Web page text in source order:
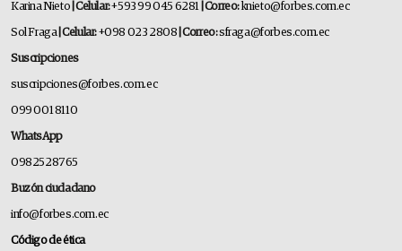
Karina Nieto | Celular:+593 99 045 6281 | Correo:knieto@forbes.com.ec
Sol Fraga| Celular:+098 023 2808 | Correo:sfraga@forbes.com.ec
Suscripciones
suscripciones@forbes.com.ec
099 001 8110
WhatsApp
0982528765
Buzón ciudadano
info@forbes.com.ec
Código de ética